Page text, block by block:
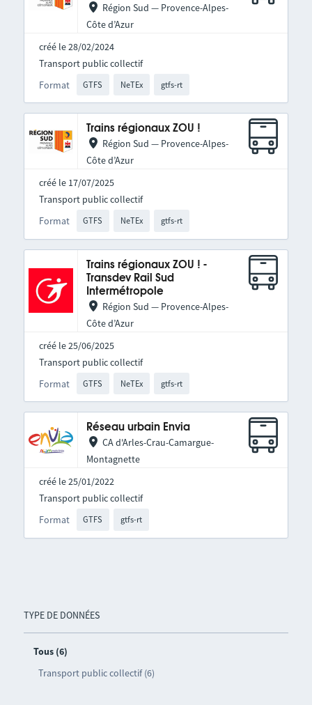
TYPE DE DONNÉES
Tous (6)
Transport public collectif (6)
Région Sud — Provence-Alpes-
Côte d’Azur
créé le 28/02/2024
Format GTFS NeTEx gtfs-rt
Transport public collectif
Trains régionaux ZOU !
Région Sud — Provence-Alpes-
Côte d’Azur
créé le 17/07/2025
Format GTFS NeTEx gtfs-rt
Transport public collectif
Trains régionaux ZOU ! -
Transdev Rail Sud
Intermétropole
Région Sud — Provence-Alpes-
Côte d’Azur
créé le 25/06/2025
Format GTFS NeTEx gtfs-rt
Transport public collectif
Réseau urbain Envia
CA d'Arles-Crau-Camargue-
Montagnette
créé le 25/01/2022
Format GTFS gtfs-rt
Transport public collectif